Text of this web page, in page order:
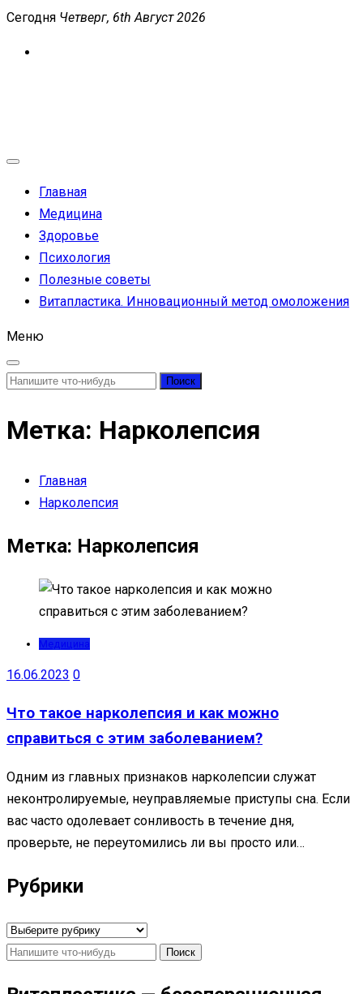
Перейти
Сегодня Четверг, 6th Август 2026
Главная
Медицина
Здоровье
Психология
Полезные советы
Витапластика. Инновационный метод омоложения
Меню
Найти:
Метка: Нарколепсия
Главная
Нарколепсия
Метка: Нарколепсия
Медицина
16.06.2023 0
Что такое нарколепсия и как можно
справиться с этим заболеванием?
Одним из главных признаков нарколепсии служат
неконтролируемые, неуправляемые приступы сна. Если
вас часто одолевает сонливость в течение дня,
проверьте, не переутомились ли вы просто или…
Рубрики
Рубрики
Найти: